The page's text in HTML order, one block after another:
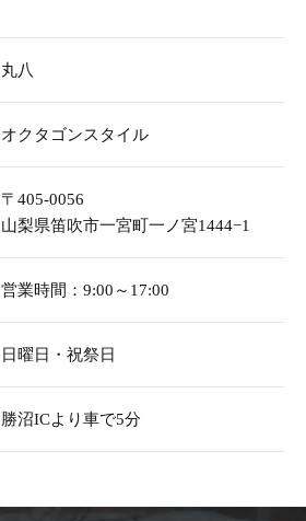
丸八
オクタゴンスタイル
〒405-0056
山梨県笛吹市一宮町一ノ宮1444−1
営業時間：9:00～17:00
日曜日・祝祭日
勝沼ICより車で5分